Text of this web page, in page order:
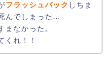
フラッシュバック しちま
んでしまった…
なかった。
くれ！！